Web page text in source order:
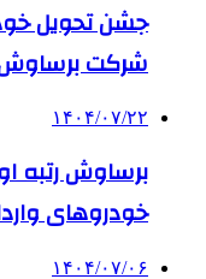
جشن تحویل
شرکت برساوش
۱۴۰۴/۰۷/۲۲
برساوش رتبه
خودروهای
۱۴۰۴/۰۷/۰۶